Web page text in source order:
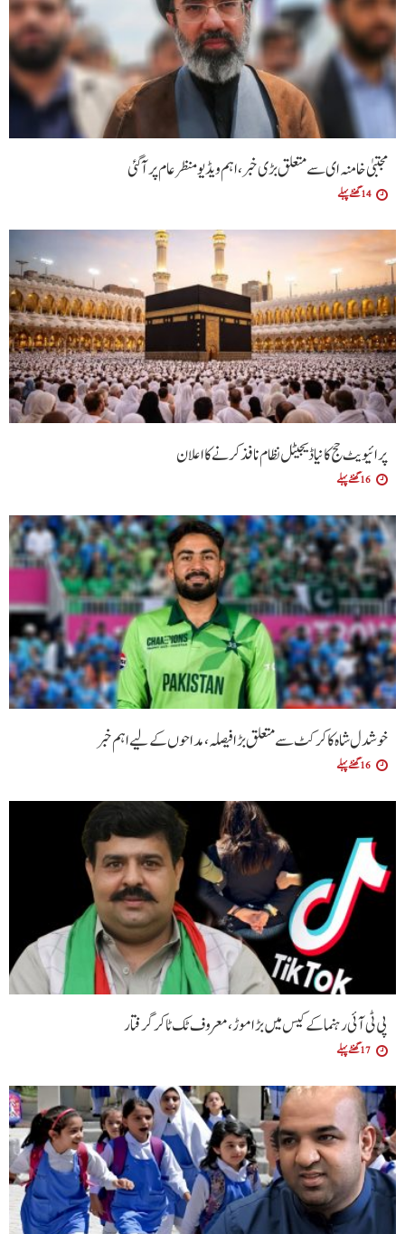
مجتبیٰ خامنہ ای سے متعلق بڑی خبر، اہم ویڈیو منظرعام پر آگئی
14 گھنٹے پہلے
پرائیویٹ حج کا نیا ڈیجیٹل نظام نافذ کرنے کا اعلان
16 گھنٹے پہلے
خوشدل شاہ کا کرکٹ سے متعلق بڑا فیصلہ، مداحوں کے لیے اہم خبر
16 گھنٹے پہلے
پی ٹی آئی رہنما کے کیس میں بڑا موڑ، معروف ٹک ٹاکر گرفتار
17 گھنٹے پہلے